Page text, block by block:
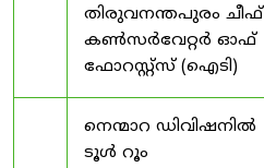
തിരുവനന്തപുരം ചീഫ്
കൺസർവേറ്റർ ഓഫ്
ഫോറസ്റ്റ്സ് (ഐടി)
നെന്മാറ ഡിവിഷനിൽ
ടൂൾ റൂം